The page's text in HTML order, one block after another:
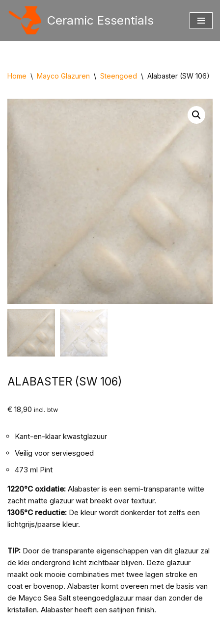
Ceramic Essentials
Home \ Mayco Glazuren \ Steengoed \ Alabaster (SW 106)
ALABASTER (SW 106)
€ 18,90 incl. btw
Kant-en-klaar kwastglazuur
Veilig voor serviesgoed
473 ml Pint
1220°C oxidatie: Alabaster is een semi-transparante witte
zacht matte glazuur wat breekt over textuur.
1305°C reductie: De kleur wordt donkerder tot zelfs een
lichtgrijs/paarse kleur.
TIP: Door de transparante eigenschappen van dit glazuur zal
de klei ondergrond licht zichtbaar blijven. Deze glazuur
maakt ook mooie combinaties met twee lagen stroke en
coat er bovenop. Alabaster komt overeen met de basis van
de Mayco Sea Salt steengoedglazuur maar dan zonder de
kristallen. Alabaster heeft een satijnen finish.